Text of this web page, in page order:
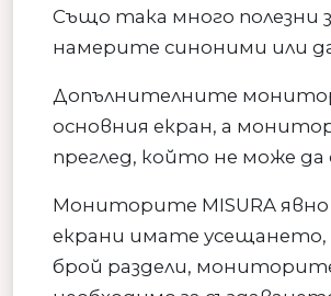
Също така много полезни
намерите синоними или
Допълнителните
основния екран, а
преглед, който не може
Мониторите MISURA явно
екрани имате усещането,
брой раздели,